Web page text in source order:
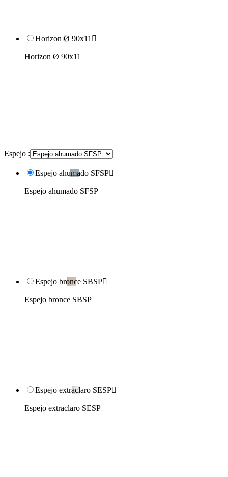
Horizon Ø 90x11 
Horizon Ø 90x11
Espejo :
Espejo ahumado SFSP
Espejo ahumado SFSP
Espejo bronce SBSP
Espejo bronce SBSP
Espejo extraclaro SESP
Espejo extraclaro SESP